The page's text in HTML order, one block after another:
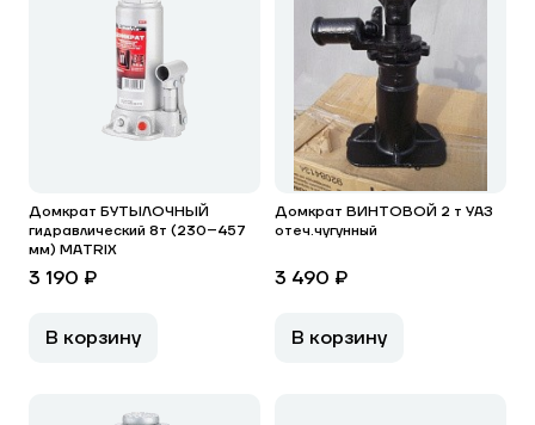
Домкрат БУТЫЛОЧНЫЙ
гидравлический 8т (230–457
мм) MATRIX
3 190 ₽
В корзину
Домкрат ВИНТОВОЙ 2 т УАЗ
отеч.чугунный
3 490 ₽
В корзину